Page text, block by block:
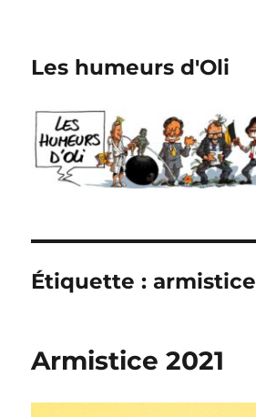
Les humeurs d'Oli
Étiquette :armistice
Armistice 2021